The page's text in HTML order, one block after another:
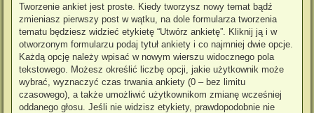
Tworzenie ankiet jest proste. Kiedy tworzysz nowy temat bądź
zmieniasz pierwszy post w wątku, na dole formularza tworzenia
tematu będziesz widzieć etykietę “Utwórz ankietę”. Kliknij ją i w
otworzonym formularzu podaj tytuł ankiety i co najmniej dwie opcje.
Każdą opcję należy wpisać w nowym wierszu widocznego pola
tekstowego. Możesz określić liczbę opcji, jakie użytkownik może
wybrać, wyznaczyć czas trwania ankiety (0 – bez limitu
czasowego), a także umożliwić użytkownikom zmianę wcześniej
oddanego głosu. Jeśli nie widzisz etykiety, prawdopodobnie nie